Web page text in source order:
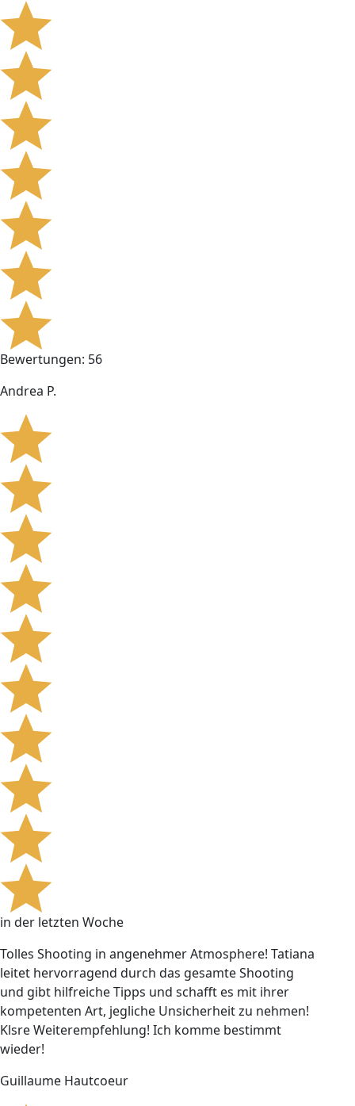
Bewertungen: 56
Andrea P.
in der letzten Woche
Tolles Shooting in angenehmer Atmosphere! Tatiana
leitet hervorragend durch das gesamte Shooting
und gibt hilfreiche Tipps und schafft es mit ihrer
kompetenten Art, jegliche Unsicherheit zu nehmen!
Klsre Weiterempfehlung! Ich komme bestimmt
wieder!
Guillaume Hautcoeur